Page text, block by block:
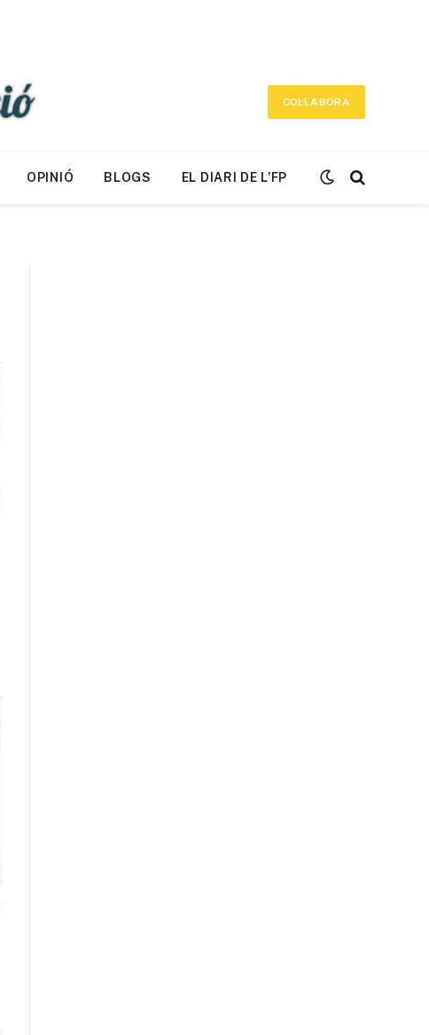
COL·LABORA
OPINIÓ BLOGS EL DIARI DE L’FP